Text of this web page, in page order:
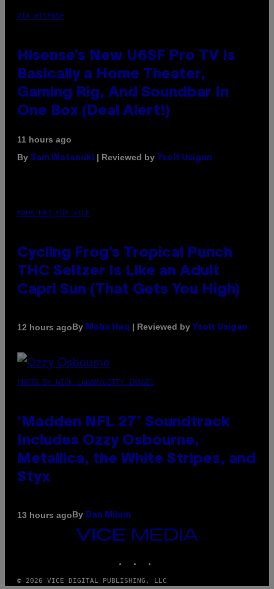
VIA HISENSE
Hisense’s New U6SF Pro TV Is
Basically a Home Theater,
Gaming Rig, And Soundbar In
One Box (Deal Alert!)
11 hours ago
By Sam Watanuki | Reviewed by Ysolt Usigan
MAHA HAQ FOR VICE
Cycling Frog’s Tropical Punch
THC Seltzer Is Like an Adult
Capri Sun (That Gets You High)
12 hours agoBy Maha Haq | Reviewed by Ysolt Usigan
PHOTO BY NICK LAHAM/GETTY IMAGES
‘Madden NFL 27’ Soundtrack
Includes Ozzy Osbourne,
Metallica, the White Stripes, and
Styx
13 hours agoBy Dan Milam
VICE
© 2026 VICE DIGITAL PUBLISHING, LLC